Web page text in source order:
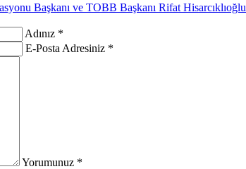
Başkanı ve TOBB Başkanı Rifat Hisarcıklıoğlu
Adınız *
E-Posta Adresiniz *
Yorumunuz *